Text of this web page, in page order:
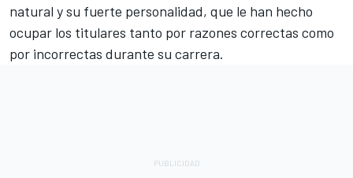
natural y su fuerte personalidad, que le han hecho
ocupar los titulares tanto por razones correctas como
por incorrectas durante su carrera.